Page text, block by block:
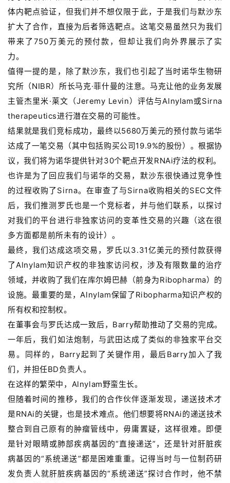
体内靶点验证，但我们并不想仅限于此，于是我们与默沙东
扩大了合作，直接为后者筛选靶点。这笔交易虽然只为我们
带来了750万美元的预付款，但却让我们向外界展示了实
力。
值得一提的是，除了默沙东，我们也引起了当时诺华生物研
究所（NIBR）所长马克·菲什曼的注意。马克让他的业务发展
主管杰里米·莱文（Jeremy Levin）评估与Alnylam或Sirna
therapeutics进行潜在交易的可能性。
结果就是我们竞标成功，最终以5680万美元的预付款与诺华
达成了一笔交易（其中包括购买公司19.9%的股份）。根据协
议，我们将为诺华提供针对30个靶点开发RNAi疗法的权利。
也许是为了回应我们与诺华的交易，默沙东很快通过竞争性
的过程收购了Sirna。在审查了与Sirna收购相关的SEC文件
后，我们推测罗氏也是一个竞标者，并与他们联系，以探讨
对我们的平台进行非独家访问的变革性交易的兴趣（这在很
多方面都是前所未有的设计）。
最终，我们达成这项交易，罗氏以3.31亿美元的预付款获得
了Alnylam知识产权的非独家访问权，涉及有限数量的治疗
领域，并收购了我们在库尔姆巴赫（前身为Ribopharma）的
设施。最重要的是，Alnylam保留了Ribopharma知识产权的
所有权和控制权。
在董事会与罗氏达成一致后，Barry帮助推动了交易的完成。
一年后，我们如法炮制，与武田达成了类似的非独家平台交
易。同样的，Barry起到了关键作用，最后Barry加入了我
们，并担任BD负责人。
在这样的繁荣中，Alnylam野蛮生长。
但随着时间的推移，我们的合作伙伴逐渐发现，递送技术才
是RNAi的关键，也是技术难点。他们想要将RNAi的递送技术
整合到自己原有的肿瘤管线中，毋庸置疑，这样很难。即便
是针对眼睛或肺部疾病基因的“直接递送”，还是针对肝脏疾
病基因的“系统递送”都是困难重重。记得当时与一位制药研
发负责人就肝脏疾病基因的“系统递送”探讨合作时，他不禁